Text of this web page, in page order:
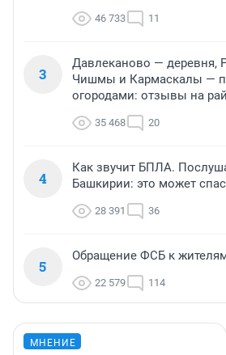
46 733 11
3
Давлеканово — деревня,
Чишмы и Кармаскалы —
огородами: отзывы на
35 468 20
4
Как звучит БПЛА.
Башкирии: это может
28 391 36
5
Обращение ФСБ к
22 579 114
МНЕНИЕ